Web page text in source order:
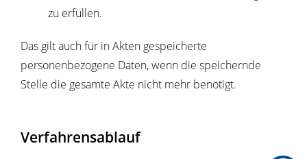
zu erfüllen.
Das gilt auch für in Akten gespeicherte
personenbezogene Daten, wenn die speichernde
Stelle die gesamte Akte nicht mehr benötigt.
Verfahrensablauf